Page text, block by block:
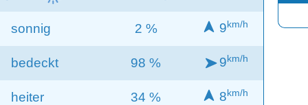
sonnig 2 % 9km/h
bedeckt 98 % 9km/h
heiter 34 % 8km/h